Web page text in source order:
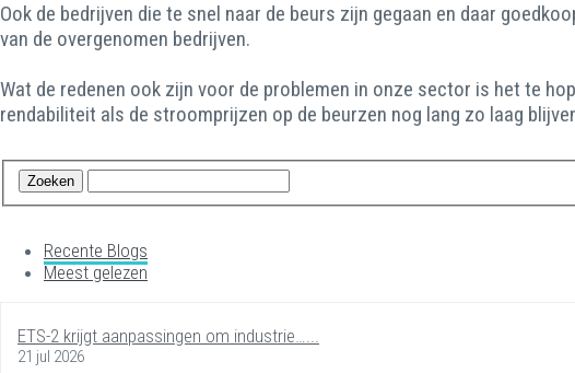
Ook de bedrijven die te snel naar de beurs zijn gegaan en daar
van de overgenomen bedrijven.
Wat de redenen ook zijn voor de problemen in onze sector is het te
rendabiliteit als de stroomprijzen op de beurzen nog lang zo laag
Recente Blogs
Meest gelezen
ETS-2 krijgt aanpassingen om industrie…...
21 jul 2026